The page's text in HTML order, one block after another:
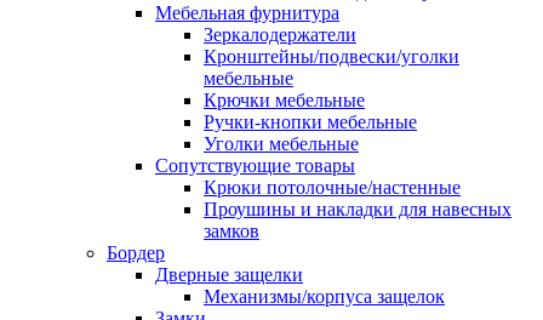
Мебельная фурнитура
Зеркалодержатели
Кронштейны/подвески/уголки
мебельные
Крючки мебельные
Ручки-кнопки мебельные
Уголки мебельные
Сопутствующие товары
Крюки потолочные/настенные
Проушины и накладки для навесных
замков
Бордер
Дверные защелки
Механизмы/корпуса защелок